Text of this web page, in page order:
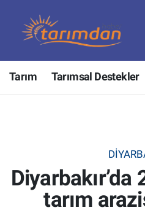
Tarım Tarımsal Destekler
tarım
Tarım
Hayvancılık
Tarımsal Destekler
Tarım Bakanlığı
Nöbetçi Eczaneler
Hava Durumu
Tüm Manşetler
Son Dakika Haberleri